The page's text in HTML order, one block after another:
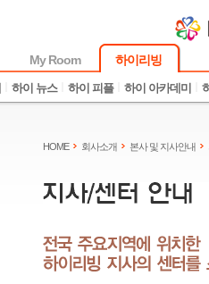
My Room 하이리빙
하이 뉴스 하이 피플 하이 아카데미
HOME 회사소개 본사 및 지사안내